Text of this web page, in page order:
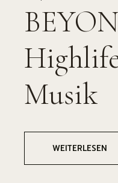
Musik
WEITERLESEN